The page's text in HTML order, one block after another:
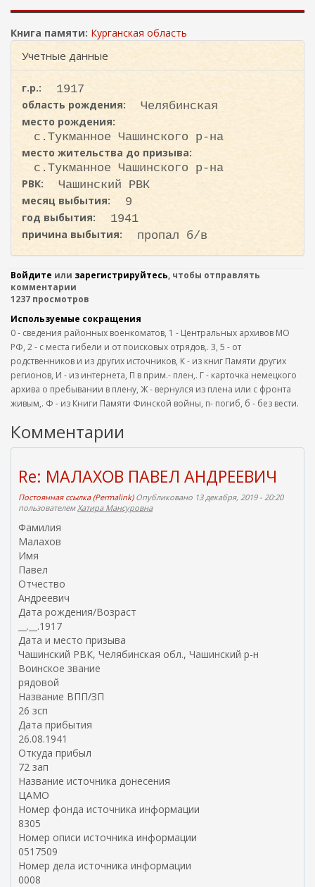
и
с
к
а
Книга памяти: Курганская область
Учетные данные
г.р.:
1917
область рождения:
Челябинская
место рождения:
с.Тукманное Чашинского р-на
место жительства до призыва:
с.Тукманное Чашинского р-на
РВК:
Чашинский РВК
месяц выбытия:
9
год выбытия:
1941
причина выбытия:
пропал б/в
Войдите или зарегистрируйтесь, чтобы отправлять
комментарии
1237 просмотров
Используемые сокращения
0 - сведения районных военкоматов, 1 - Центральных архивов МО
РФ, 2 - с места гибели и от поисковых отрядов,. 3, 5 - от
родственников и из других источников, К - из книг Памяти других
регионов, И - из интернета, П в прим.- плен,. Г - карточка немецкого
архива о пребывании в плену, Ж - вернулся из плена или с фронта
живым,. Ф - из Книги Памяти Финской войны, п- погиб, б - без вести.
Комментарии
Re: МАЛАХОВ ПАВЕЛ АНДРЕЕВИЧ
Постоянная ссылка (Permalink)Опубликовано 13 декабря, 2019 - 20:20
пользователемХатира Мансуровна
Фамилия
Малахов
Имя
Павел
Отчество
Андреевич
Дата рождения/Возраст
__.__.1917
Дата и место призыва
Чашинский РВК, Челябинская обл., Чашинский р-н
Воинское звание
рядовой
Название ВПП/ЗП
26 зсп
Дата прибытия
26.08.1941
Откуда прибыл
72 зап
Название источника донесения
ЦАМО
Номер фонда источника информации
8305
Номер описи источника информации
0517509
Номер дела источника информации
0008